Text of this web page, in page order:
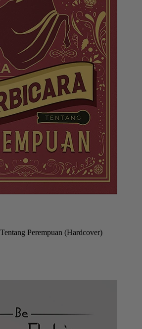
Perempuan (Hardcover)